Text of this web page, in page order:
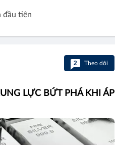
đầu tiên
2 Theo dõi
LỰC BỨT PHÁ KHI ÁP